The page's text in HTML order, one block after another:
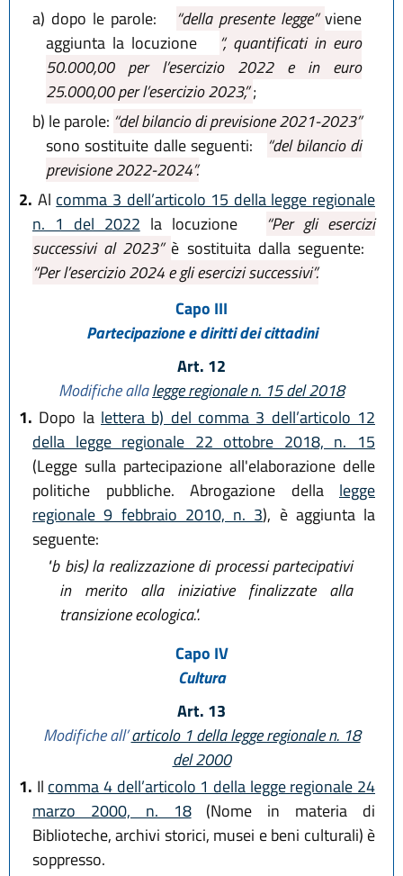
a) dopo le parole: “della presente legge”viene
aggiunta la locuzione “, quantificati in euro
50.000,00 per l’esercizio 2022 e in euro
25.000,00 per l’esercizio 2023,”;
b) le parole: “del bilancio di previsione 2021-2023”
sono sostituite dalle seguenti: “del bilancio di
previsione 2022-2024”.
2. Al comma 3 dell’articolo 15 della legge regionale
n. 1 del 2022 la locuzione “Per gli esercizi
successivi al 2023” è sostituita dalla seguente:
“Per l’esercizio 2024 e gli esercizi successivi”.
Capo III
Partecipazione e diritti dei cittadini
Art. 12
Modifiche allalegge regionale n. 15 del 2018
1. Dopo la lettera b) del comma 3 dell’articolo 12
della legge regionale 22 ottobre 2018, n. 15
(Legge sulla partecipazione all'elaborazione delle
politiche pubbliche. Abrogazione della legge
regionale 9 febbraio 2010, n. 3), è aggiunta la
seguente:
"b bis)la realizzazione di processi partecipativi
in merito alla iniziative finalizzate alla
transizione ecologica.".
Capo IV
Cultura
Art. 13
Modifiche all’articolo 1 della legge regionale n. 18
del 2000
1. Il comma 4 dell’articolo 1 della legge regionale 24
marzo 2000, n. 18(Nome in materia di
Biblioteche, archivi storici, musei e beni culturali) è
soppresso.